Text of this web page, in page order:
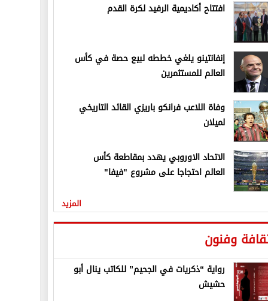
افتتاح أكاديمية الرفيد لكرة القدم
إنفانتينو يلغي خططه لبيع حصة في كأس
العالم للمستثمرين
وفاة اللاعب فرانكو باريزي القائد التاريخي
لميلان
الاتحاد الاوروبي يهدد بمقاطعة كأس
العالم احتجاجا على مشروع "فيفا"
المزيد
وفنون
رواية “ذكريات في الجحيم” للكاتب ينال أبو
حشيش